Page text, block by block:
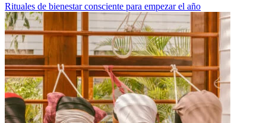
Rituales de bienestar consciente para empezar el año